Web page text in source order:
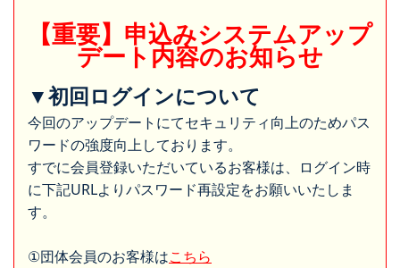
【重要】申込みシステムアップ
デート内容のお知らせ
▼初回ログインについて
今回のアップデートにてセキュリティ向上のためパス
ワードの強度向上しております。
すでに会員登録いただいているお客様は、ログイン時
に下記URLよりパスワード再設定をお願いいたしま
す。
①団体会員のお客様はこちら